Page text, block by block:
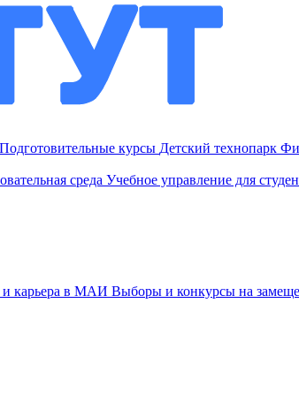
Подготовительные курсы Детский технопарк
среда Учебное управление для
и карьера в МАИ Выборы и конкурсы на